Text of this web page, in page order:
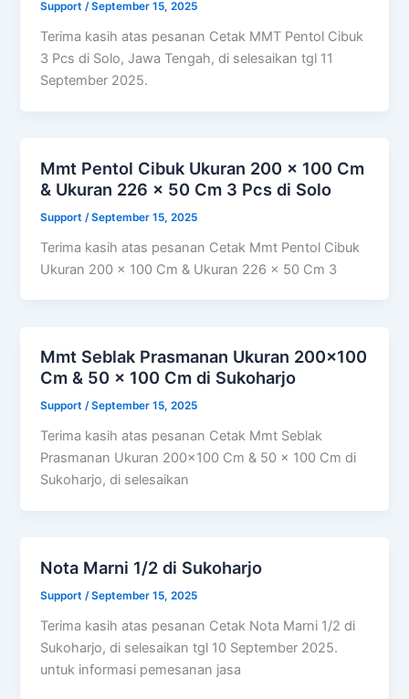
Support/September 15, 2025
Terima kasih atas pesanan Cetak MMT Pentol Cibuk
3 Pcs di Solo, Jawa Tengah, di selesaikan tgl 11
September 2025.
Mmt Pentol Cibuk Ukuran 200 x 100 Cm
& Ukuran 226 x 50 Cm 3 Pcs di Solo
Support /September 15, 2025
Terima kasih atas pesanan Cetak Mmt Pentol Cibuk
Ukuran 200 x 100 Cm & Ukuran 226 x 50 Cm 3
Mmt Seblak Prasmanan Ukuran 200×100
Cm & 50 x 100 Cm di Sukoharjo
Support/September 15, 2025
Terima kasih atas pesanan Cetak Mmt Seblak
Prasmanan Ukuran 200×100 Cm & 50 x 100 Cm di
Sukoharjo, di selesaikan
Nota Marni 1/2 di Sukoharjo
Support/September 15, 2025
Terima kasih atas pesanan Cetak Nota Marni 1/2 di
Sukoharjo, di selesaikan tgl 10 September 2025.
untuk informasi pemesanan jasa